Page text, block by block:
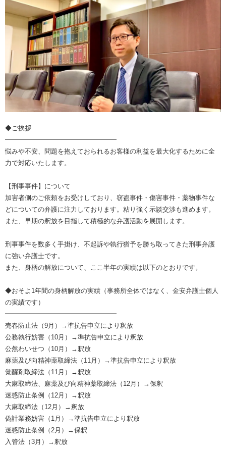
◆ご挨拶
━━━━━━━━━━━━━━━━━
悩みや不安、問題を抱えておられるお客様の利益を最大化するために全
力で対応いたします。
【刑事事件】について
加害者側のご依頼をお受けしており、窃盗事件・傷害事件・薬物事件な
どについての弁護に注力しております。粘り強く示談交渉も進めます。
また、早期の釈放を目指して積極的な弁護活動を展開します。
刑事事件を数多く手掛け、不起訴や執行猶予を勝ち取ってきた刑事弁護
に強い弁護士です。
また、身柄の解放について、ここ半年の実績は以下のとおりです。
◆おそよ1年間の身柄解放の実績（事務所全体ではなく、金安弁護士個人
の実績です）
━━━━━━━━━━━━━━━━━
売春防止法（9月）→準抗告申立により釈放
公務執行妨害（10月）→準抗告申立により釈放
公然わいせつ（10月）→釈放
麻薬及び向精神薬取締法（11月）→準抗告申立により釈放
覚醒剤取締法（11月）→釈放
大麻取締法、麻薬及び向精神薬取締法（12月）→保釈
迷惑防止条例（12月）→釈放
大麻取締法（12月）→釈放
偽計業務妨害（1月）→準抗告申立により釈放
迷惑防止条例（2月）→保釈
入管法（3月）→釈放